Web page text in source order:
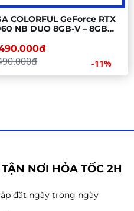
COLORFUL GeForce RTX
NB DUO 8GB-V – 8GB
-11%
NƠI HỎA TỐC 2H
đặt ngày trong ngày